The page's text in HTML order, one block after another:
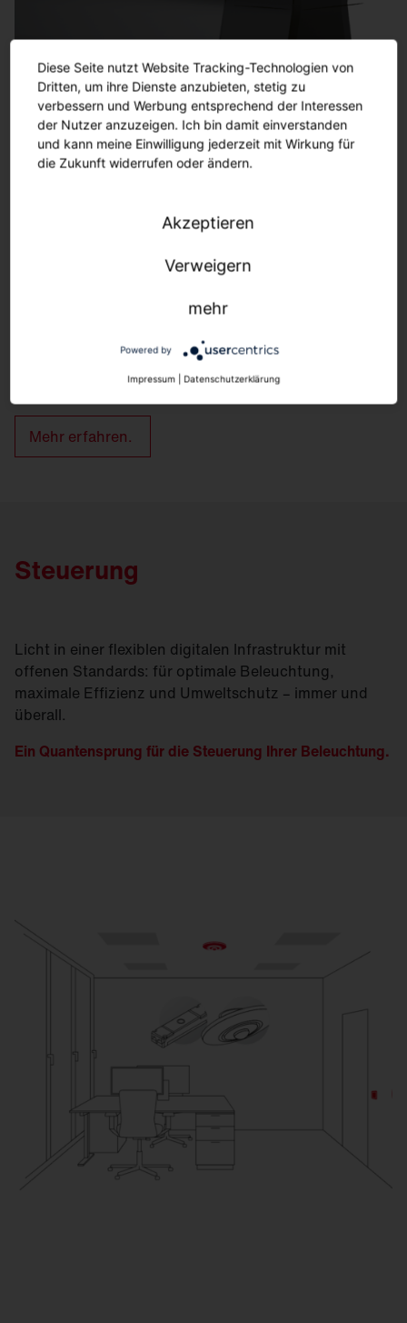
Geht nicht, gibt's nicht.
Maßgeschneiderte Lösungen: Für Sanierung bis
Wir passen uns Ihrer Infrastruktur an - schnell,
unkompliziert, individuell.
Mehr erfahren.
Steuerung
Licht in einer flexiblen digitalen Infrastruktur mit
offenen Standards: für optimale Beleuchtung,
maximale Effizienz und Umweltschutz – immer und
überall.
Ein Quantensprung für die Steuerung Ihrer Beleuchtung.
Diese Seite nutzt Website Tracking-Technologien von
Dritten, um ihre Dienste anzubieten, stetig zu
verbessern und Werbung entsprechend der Interessen
der Nutzer anzuzeigen. Ich bin damit einverstanden
und kann meine Einwilligung jederzeit mit Wirkung für
die Zukunft widerrufen oder ändern.
Akzeptieren
Verweigern
mehr
Powered by
Impressum Datenschutzerklärung